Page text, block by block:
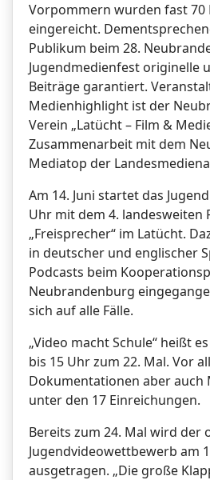
Vorpommern wurden fast 70
eingereicht.
Publikum beim 28.
Jugendmedienfest originelle
Beiträge garantiert.
Medienhighlight ist der
Verein „Latücht – Film &
Zusammenarbeit mit dem
Mediatop der
Am 14. Juni startet das
Uhr mit dem 4. landesweiten
„Freisprecher“ im Latücht.
in deutscher und englischer
Podcasts beim
Neubrandenburg
sich auf alle Fälle.
„Video macht Schule“ heißt
bis 15 Uhr zum 22. Mal. Vor
Dokumentationen aber auch
unter den 17 Einreichungen.
Bereits zum 24. Mal wird der
Jugendvideowettbewerb am
ausgetragen. „Die große